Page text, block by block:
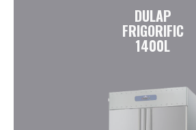
DULAP
FRIGORIFIC
1400L